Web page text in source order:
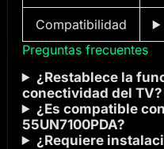
Compatibilidad
Preguntas frecuentes
¿Restablece la
conectividad del TV?
¿Es compatible
55UN7100PDA?
¿Requiere